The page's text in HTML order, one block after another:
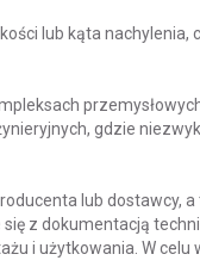
lub kąta
gdzie
lub
z dokumentacją
i użytkowania. W